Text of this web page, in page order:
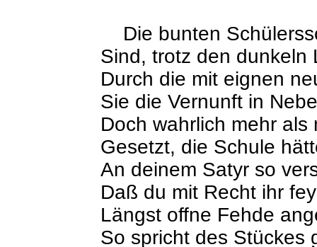
Die bunten
Sind, trotz den dunkeln
Durch die mit eignen
Sie die Vernunft in
Doch wahrlich mehr
Gesetzt, die Schule
An deinem Satyr so
Daß du mit Recht ihr
Längst offne Fehde
So spricht des Stückes